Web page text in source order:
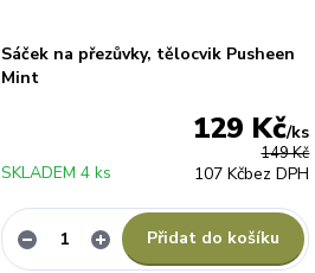
Sáček na přezůvky, tělocvik Pusheen
Mint
149 Kč
129 Kč/ks
107 Kčbez DPH
SKLADEM 4 ks
Přidat do košíku